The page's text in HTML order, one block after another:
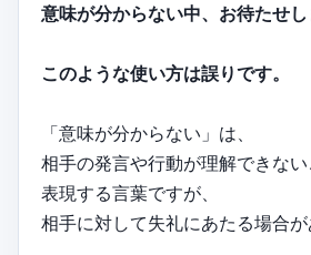
意味が分からない中、お待たせし
このような使い方は誤りです。
「意味が分からない」は、
相手の発言や行動が理解できな
表現する言葉ですが、
相手に対して失礼にあたる場合が